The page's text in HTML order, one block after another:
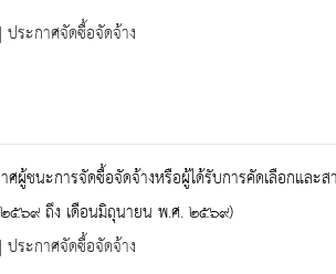
ระกาศจัดซื้อจัดจ้าง
ศผู้ชนะการจัดซื้อจัดจ้างหรือผู้ได้รับการคัดเลือกแล
๕๖๙ ถึง เดือนมิถุนายน พ.ศ. ๒๕๖๙)
ระกาศจัดซื้อจัดจ้าง